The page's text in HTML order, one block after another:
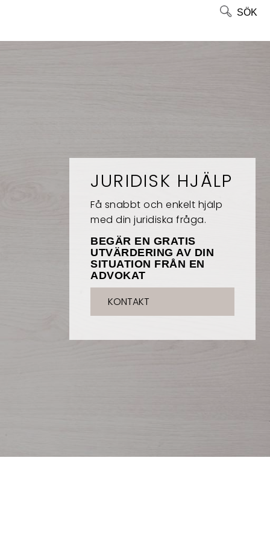
SÖK
JURIDISK HJÄLP
Få snabbt och enkelt hjälp
med din juridiska fråga.
BEGÄR EN GRATIS
UTVÄRDERING AV DIN
SITUATION FRÅN EN
ADVOKAT
KONTAKT